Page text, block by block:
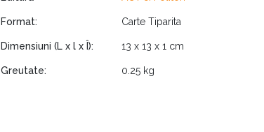
Format: Carte Tiparita
Dimensiuni (L x l x Î): 13 x 13 x 1 cm
Greutate: 0.25 kg